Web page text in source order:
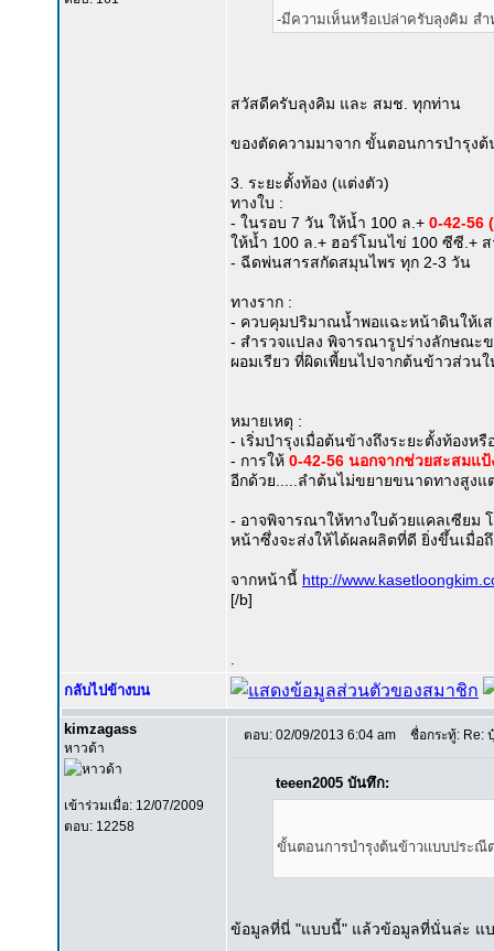
-มีความเห็นหรือเปล่าครับลุงคิม ส
สวัสดีครับลุงคิม และ สมช. ทุกท่าน
ของตัดความมาจาก ขั้นตอนการบำรุง
3. ระยะตั้งท้อง (แต่งตัว)
ทางใบ :
- ในรอบ 7 วัน ให้น้ำ 100 ล.+ 0-42-56
ให้น้ำ 100 ล.+ ฮอร์โมนไข่ 100 ซีซี.+
- ฉีดพ่นสารสกัดสมุนไพร ทุก 2-3 วัน
ทางราก :
- ควบคุมปริมาณน้ำพอแฉะหน้าดินให้เ
- สำรวจแปลง พิจารณารูปร่างลักษณะ
ผอมเรียว ที่ผิดเพี้ยนไปจากต้นข้าวส่ว
หมายเหตุ :
- เริ่มบำรุงเมื่อต้นข้างถึงระยะตั้งท้องหรื
- การให้ 0-42-56 นอกจากช่วยสะสมแ
อีกด้วย.....ลำต้นไม่ขยายขนาดทางสูง
- อาจพิจารณาให้ทางใบด้วยแคลเซียม
หน้าซึ่งจะส่งให้ได้ผลผลิตที่ดี ยิ่งขึ้นเมื่อ
จากหน้านี้ http://
[/b]
กลับไปข้างบน
kimzagass
หาวด้า
เข้าร่วมเมื่อ: 12/07/2009
ตอบ: 12258
ตอบ: 02/09/2013 6:04 am ชื่อกระทู้: Re:
teeen2005 บันทึก:
ขั้นตอนการบำรุงต้นข้าวแบบประณี
ข้อมูลที่นี่ "แบบนี้" แล้วข้อมูลที่นั่นล่ะ แ